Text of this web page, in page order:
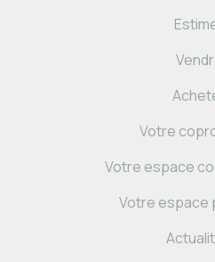
Votre
Votre espace
Votre espace